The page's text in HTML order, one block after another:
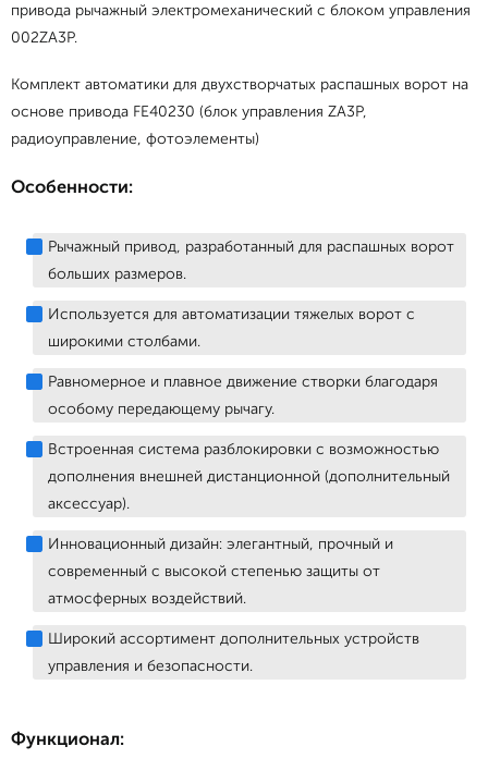
привода рычажный электромеханический с блоком управления
002ZA3P.
Комплект автоматики для двухстворчатых распашных ворот на
основе привода FE40230 (блок управления ZA3P,
радиоуправление, фотоэлементы)
Особенности:
Рычажный привод, разработанный для распашных ворот
больших размеров.
Используется для автоматизации тяжелых ворот с
широкими столбами.
Равномерное и плавное движение створки благодаря
особому передающему рычагу.
Встроенная система разблокировки с возможностью
дополнения внешней дистанционной (дополнительный
аксессуар).
Инновационный дизайн: элегантный, прочный и
современный с высокой степенью защиты от
атмосферных воздействий.
Широкий ассортимент дополнительных устройств
управления и безопасности.
Функционал: